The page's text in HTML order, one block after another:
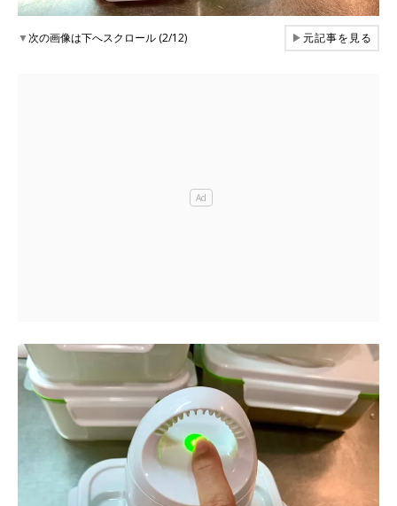
▼次の画像は下へスクロール (2/12) ▶元記事を見る